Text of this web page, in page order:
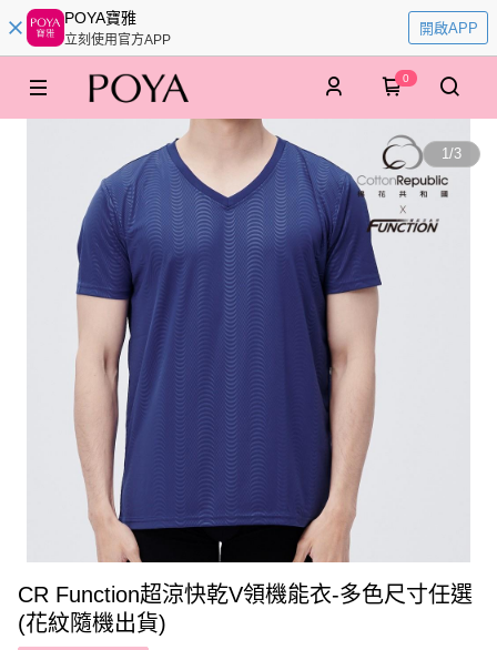
POYA寶雅
立刻使用官方APP
開啟APP
0
1/3
CR Function超涼快乾V領機能衣-多色尺寸任選
(花紋隨機出貨)